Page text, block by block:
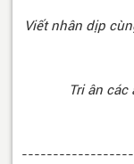
Viết nhân dịp
Tri ân